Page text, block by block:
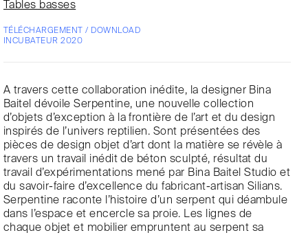
Tables basses
TÉLÉCHARGEMENT / DOWNLOAD
INCUBATEUR 2020
A travers cette collaboration inédite, la designer Bina
Baitel dévoile Serpentine, une nouvelle collection
d’objets d’exception à la frontière de l’art et du design
inspirés de l’univers reptilien. Sont présentées des
pièces de design objet d’art dont la matière se révèle à
travers un travail inédit de béton sculpté, résultat du
travail d’expérimentations mené par Bina Baitel Studio et
du savoir-faire d’excellence du fabricant-artisan Silians.
Serpentine raconte l’histoire d’un serpent qui déambule
dans l’espace et encercle sa proie. Les lignes de
chaque objet et mobilier empruntent au serpent sa